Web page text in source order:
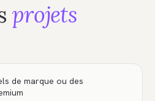
projets
de marque ou des